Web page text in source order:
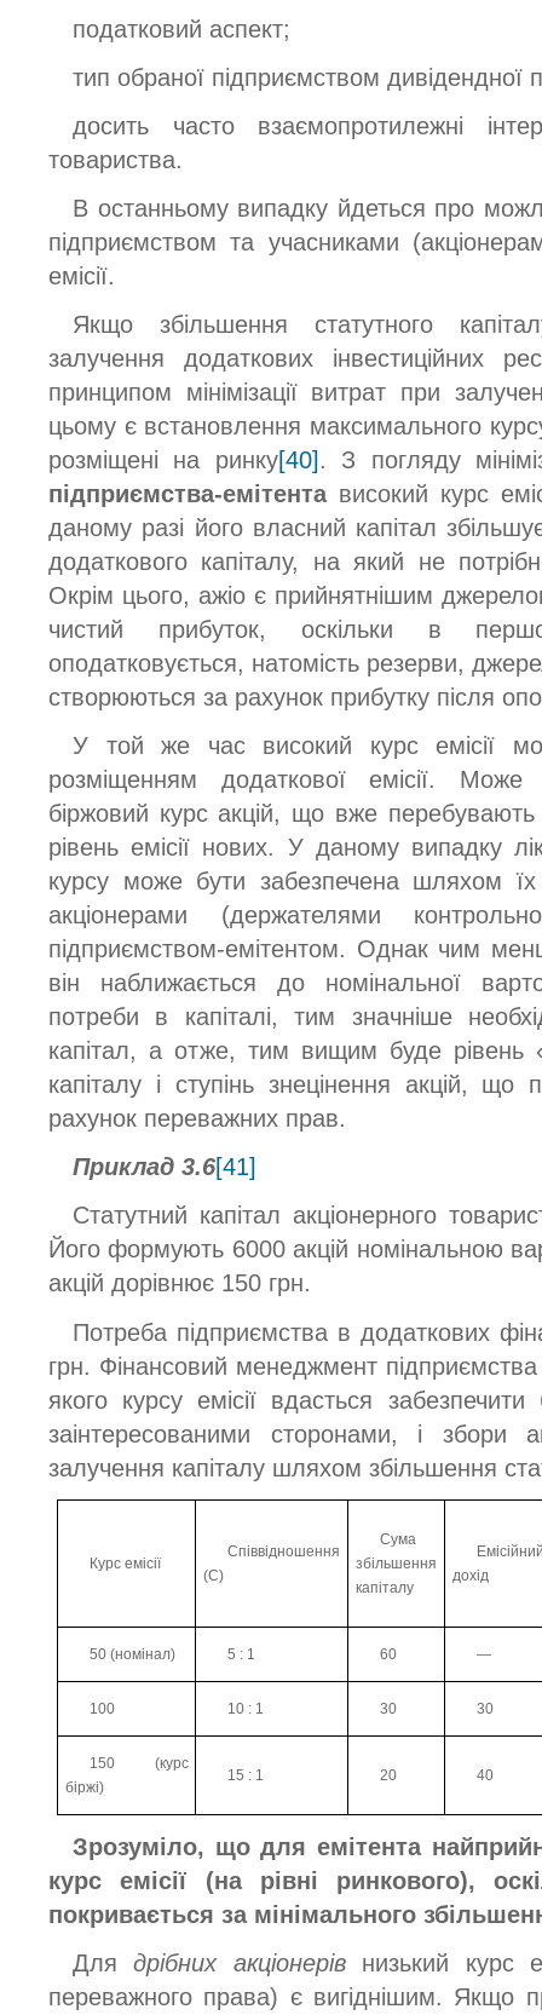
податковий аспект;
тип обраної підприємством дивідендної
досить часто взаємопротилежні
товариства.
В останньому випадку йдеться про
підприємством та учасниками
емісії.
Якщо збільшення статутного
залучення додаткових інвестиційних
принципом мінімізації витрат при
цьому є встановлення максимального
розміщені на ринку[40]. З погляду
підприємства-емітентависокий курс
даному разі його власний капітал
додаткового капіталу, на який не
Окрім цього, ажіо є прийнятнішим
чистий прибуток, оскільки в
оподатковується, натомість резерви,
створюються за рахунок прибутку після
У той же час високий курс емісії
розміщенням додаткової емісії. Може
біржовий курс акцій, що вже перебувають
рівень емісії нових. У даному випадку
курсу може бути забезпечена шляхом їх
акціонерами (держателями
підприємством-емітентом. Однак чим
він наближається до номінальної
потреби в капіталі, тим значніше
капітал, а отже, тим вищим буде рівень
капіталу і ступінь знецінення акцій, що
рахунок переважних прав.
Приклад 3.6[41]
Статутний капітал акціонерного
Його формують 6000 акцій номінальною
акцій дорівнює 150 грн.
Потреба підприємства в додаткових
грн. Фінансовий менеджмент
якого курсу емісії вдасться
заінтересованими сторонами, і збори
залучення капіталу шляхом збільшення
Курс емісії
Співвідношення
(С)
Сума
збільшення
капіталу
дохід
50 (номінал) 5 : 1 60 —
100 10 : 1 30 30
150 (курс
біржі)
15 : 1 20 40
Зрозуміло, що для емітента
курс емісії (на рівні ринкового),
покривається за мінімального
Длядрібних акціонерівнизький курс
переважного права) є вигіднішим. Якщо